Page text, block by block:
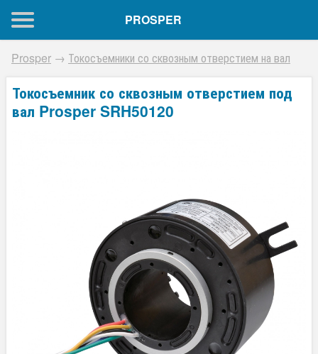
PROSPER
Prosper → Токосъемники со сквозным отверстием на вал
Токосъемник со сквозным отверстием под
вал Prosper SRH50120